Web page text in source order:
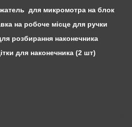
для микромотра на блок
на робоче місце для ручки
розбирання наконечника
для наконечника (2 шт)